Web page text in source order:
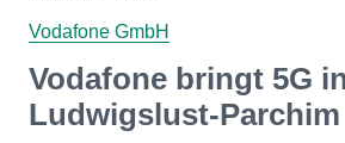
Vodafone GmbH
Vodafone bringt 5G
Ludwigslust-Parchim